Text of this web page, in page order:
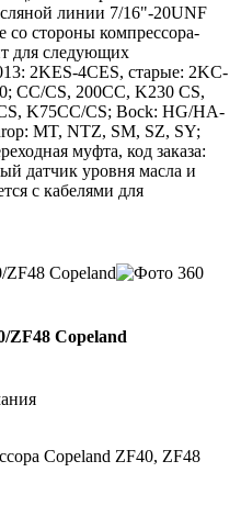
линии 7/16"-20UNF
стороны компрессора-
для следующих
2KES-4CES, старые: 2KC-
CC/CS, 200CC, K230 CS,
K75CC/CS; Bock: HG/HA-
MT, NTZ, SM, SZ, SY;
муфта, код заказа:
датчик уровня масла и
с кабелями для
ZF48 Copeland
Copeland ZF40, ZF48